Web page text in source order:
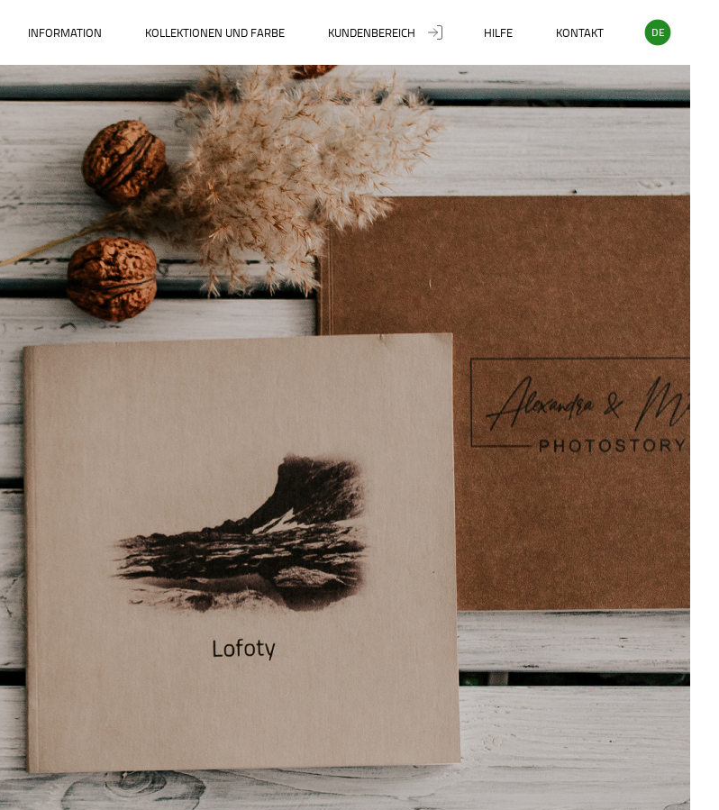
DE
INFORMATION KOLLEKTIONEN UND FARBE KUNDENBEREICH HILFE KONTAKT